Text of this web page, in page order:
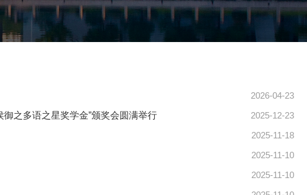
2026-04-23
2025-12-23
之多语之星奖学金”颁奖会圆满举行
2025-11-18
2025-11-10
2025-11-10